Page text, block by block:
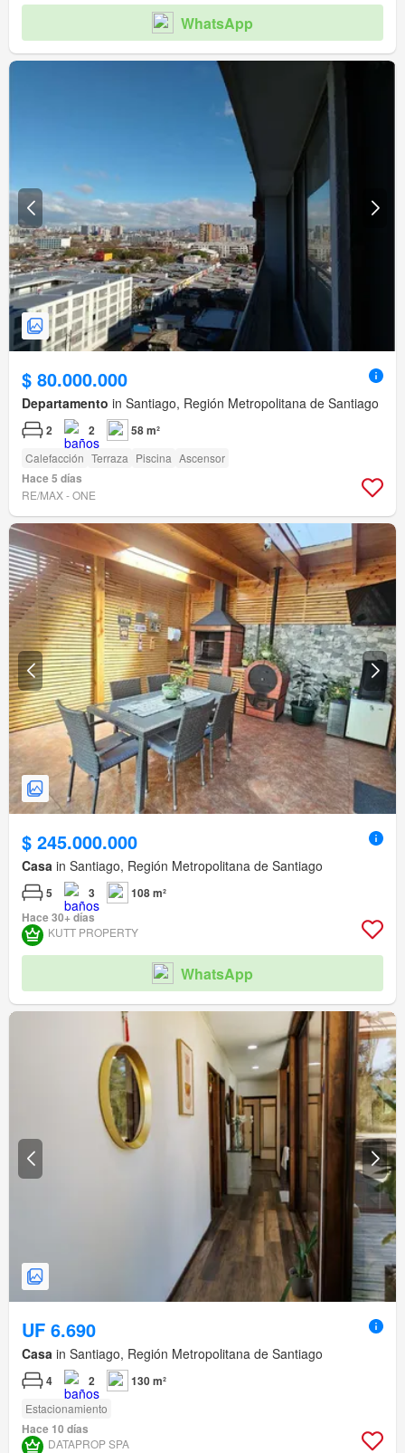
WhatsApp
$ 80.000.000
Departamento in Santiago, Región Metropolitana de Santiago
2 2 58 m²
Calefacción Terraza Piscina Ascensor
Hace 5 días
RE/MAX - ONE
$ 245.000.000
Casa in Santiago, Región Metropolitana de Santiago
5 3
108 m²
Hace 30+ días
KUTT PROPERTY
WhatsApp
UF 6.690
Casa in Santiago, Región Metropolitana de Santiago
4 2 130 m²
Estacionamiento
Hace 10 días
DATAPROP SPA